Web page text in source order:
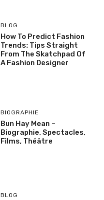
BLOG
How To Predict Fashion
Trends: Tips Straight
From The Skatchpad Of
A Fashion Designer
BIOGRAPHIE
Bun Hay Mean –
Biographie, Spectacles,
Films, Théâtre
BLOG